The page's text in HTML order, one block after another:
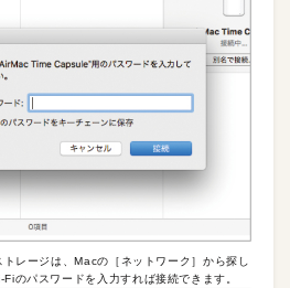
レージは、Macの［ネットワーク］から探し
のパスワードを入力すれば接続できます。